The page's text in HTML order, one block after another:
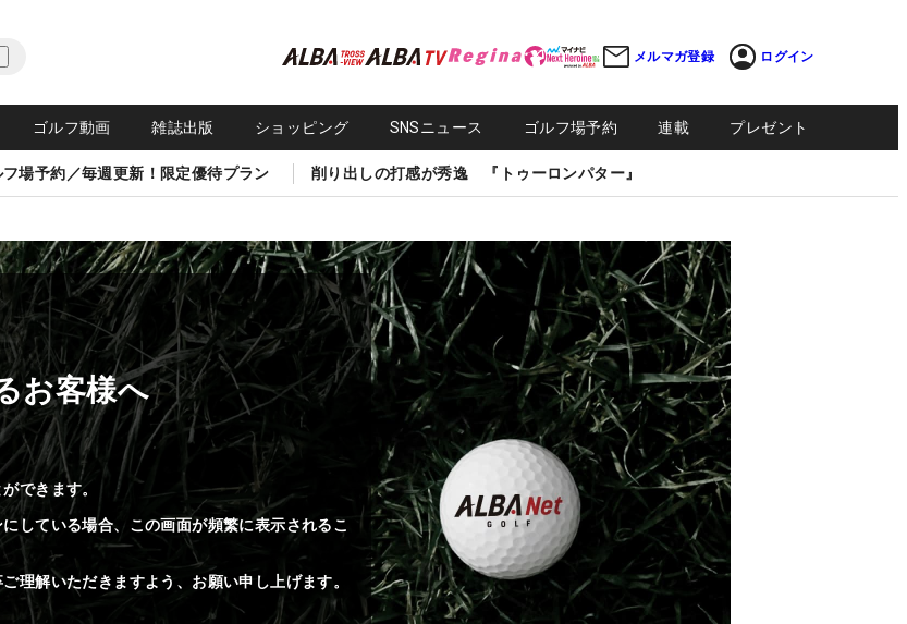
メルマガ登録 ログイン
ゴルフ動画 雑誌出版 ショッピング SNSニュース ゴルフ場予約 連載 プレゼント
フ場予約／毎週更新！限定優待プラン 削り出しの打感が秀逸 『トゥーロンパター』
お客様へ
できます。
している場合、この画面が頻繁に表示されるこ
理解いただきますよう、お願い申し上げます。